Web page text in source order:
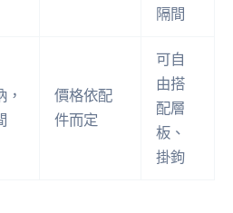
隔間
價格依配
件而定
可自
由搭
配層
板、
掛鉤